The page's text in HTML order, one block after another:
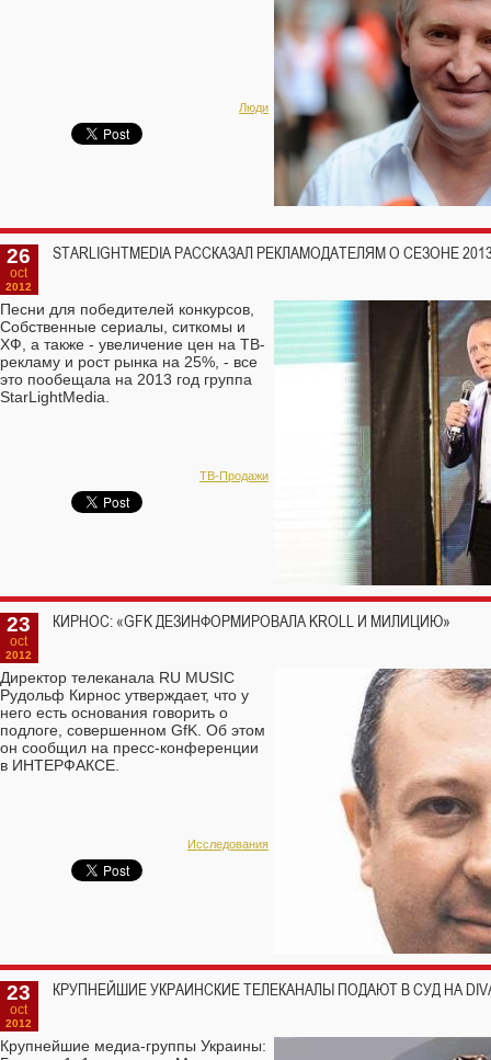
Люди
26
oct
2012
STARLIGHTMEDIA РАССКАЗАЛ РЕКЛАМОДАТЕЛЯМ О СЕЗОНЕ
Песни для победителей конкурсов,
Собственные сериалы, ситкомы и
ХФ, а также - увеличение цен на ТВ-
рекламу и рост рынка на 25%, - все
это пообещала на 2013 год группа
StarLightMedia.
TВ-Продажи
23
oct
2012
КИРНОС: «GFK ДЕЗИНФОРМИРОВАЛА KROLL И МИЛИЦИЮ»
Директор телеканала RU MUSIC
Рудольф Кирнос утверждает, что у
него есть основания говорить о
подлоге, совершенном GfK. Об этом
он сообщил на пресс-конференции
в ИНТЕРФАКСЕ.
Исследования
23
oct
2012
КРУПНЕЙШИЕ УКРАИНСКИЕ ТЕЛЕКАНАЛЫ ПОДАЮТ В СУД НА
Крупнейшие медиа-группы Украины: